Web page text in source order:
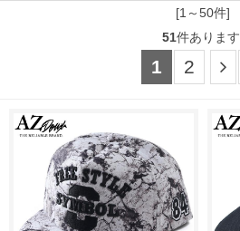
[1～50件]
51件あります
1 2